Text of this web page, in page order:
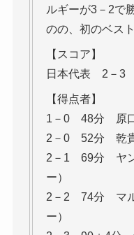
ルギーが3－2で
のの、初のベス
【スコア】
日本代表 2－3
【得点者】
1－0 48分 原口
2－0 52分 乾貴
2－1 69分 ヤン
ー）
2－2 74分 マル
ー）